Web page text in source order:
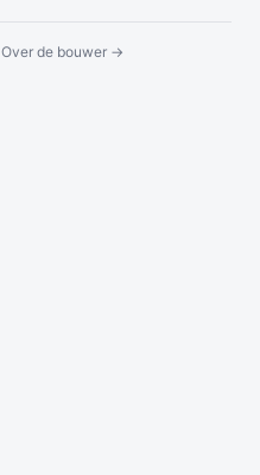
Over de bouwer →